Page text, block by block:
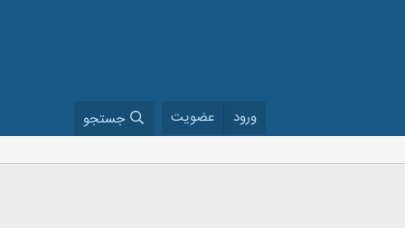
ورود عضویت جستجو